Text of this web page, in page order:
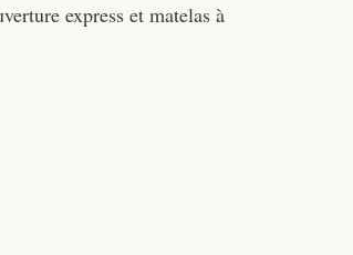
express et matelas à